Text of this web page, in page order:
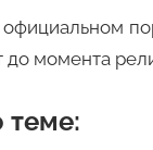
до момента
теме: